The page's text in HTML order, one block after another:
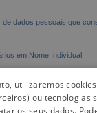
de dados pessoais que
em Nome Individual
utilizaremos
ou tecnologias
os seus dados.